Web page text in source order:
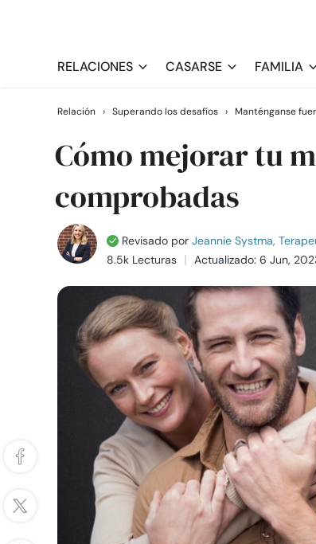
RELACIONES CASARSE FAMILIA
Relación › Superando los desafíos › Manténganse
Cómo mejorar tu
comprobadas
Revisado por Jeannie Systma,
8.5k Lecturas
Actualizado: 6 Jun,